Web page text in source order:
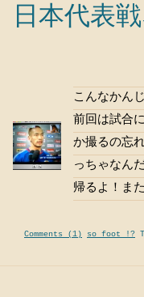
日本代表
こんなかん
前回は試合
か撮るの忘
っちゃなん
帰るよ！ま
Comments (1) so foot !?